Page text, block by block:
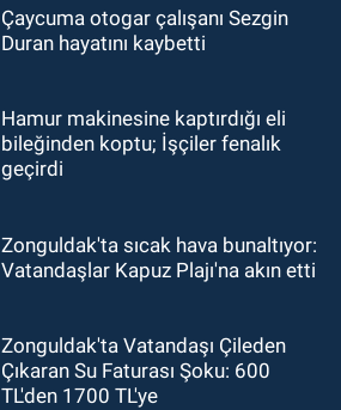
Çaycuma otogar çalışanı Sezgin
Duran hayatını kaybetti
Hamur makinesine kaptırdığı eli
bileğinden koptu; İşçiler fenalık
geçirdi
Zonguldak'ta sıcak hava bunaltıyor:
Vatandaşlar Kapuz Plajı'na akın etti
Zonguldak'ta Vatandaşı Çileden
Çıkaran Su Faturası Şoku: 600
TL'den 1700 TL'ye